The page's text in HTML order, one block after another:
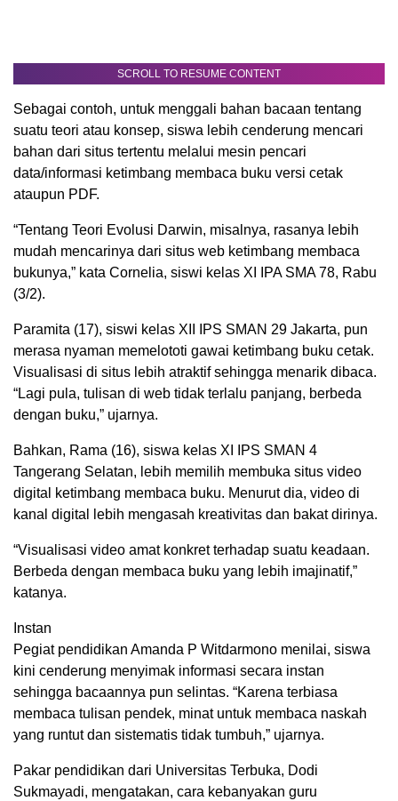
SCROLL TO RESUME CONTENT
Sebagai contoh, untuk menggali bahan bacaan tentang
suatu teori atau konsep, siswa lebih cenderung mencari
bahan dari situs tertentu melalui mesin pencari
data/informasi ketimbang membaca buku versi cetak
ataupun PDF.
“Tentang Teori Evolusi Darwin, misalnya, rasanya lebih
mudah mencarinya dari situs web ketimbang membaca
bukunya,” kata Cornelia, siswi kelas XI IPA SMA 78, Rabu
(3/2).
Paramita (17), siswi kelas XII IPS SMAN 29 Jakarta, pun
merasa nyaman memelototi gawai ketimbang buku cetak.
Visualisasi di situs lebih atraktif sehingga menarik dibaca.
“Lagi pula, tulisan di web tidak terlalu panjang, berbeda
dengan buku,” ujarnya.
Bahkan, Rama (16), siswa kelas XI IPS SMAN 4
Tangerang Selatan, lebih memilih membuka situs video
digital ketimbang membaca buku. Menurut dia, video di
kanal digital lebih mengasah kreativitas dan bakat dirinya.
“Visualisasi video amat konkret terhadap suatu keadaan.
Berbeda dengan membaca buku yang lebih imajinatif,”
katanya.
Instan
Pegiat pendidikan Amanda P Witdarmono menilai, siswa
kini cenderung menyimak informasi secara instan
sehingga bacaannya pun selintas. “Karena terbiasa
membaca tulisan pendek, minat untuk membaca naskah
yang runtut dan sistematis tidak tumbuh,” ujarnya.
Pakar pendidikan dari Universitas Terbuka, Dodi
Sukmayadi, mengatakan, cara kebanyakan guru